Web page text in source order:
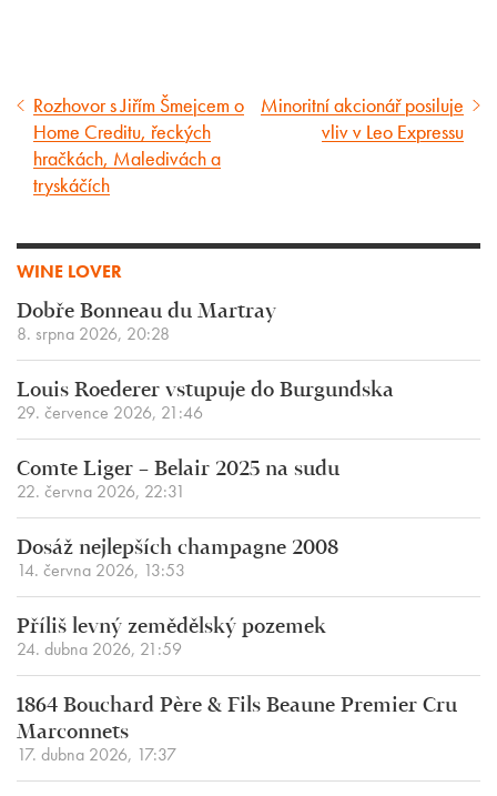
Předcházející
článek
Rozhovor s Jiřím Šmejcem o
Home Creditu, řeckých
hračkách, Maledivách a
tryskáčích
Následující
článek
Minoritní akcionář posiluje
vliv v Leo Expressu
WINE LOVER
Dobře Bonneau du Martray
8. srpna 2026, 20:28
Louis Roederer vstupuje do Burgundska
29. července 2026, 21:46
Comte Liger – Belair 2025 na sudu
22. června 2026, 22:31
Dosáž nejlepších champagne 2008
14. června 2026, 13:53
Příliš levný zemědělský pozemek
24. dubna 2026, 21:59
1864 Bouchard Père & Fils Beaune Premier Cru
Marconnets
17. dubna 2026, 17:37